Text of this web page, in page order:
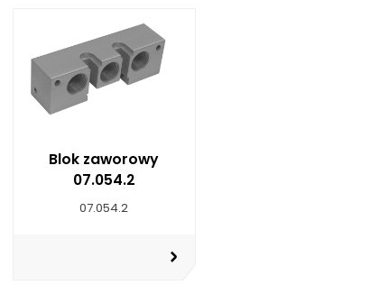
Blok zaworowy
07.054.2
07.054.2